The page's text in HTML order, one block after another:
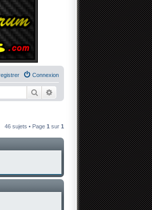
Connexion
RechercherRecherche avancée
46 sujets • Page 1 sur 1